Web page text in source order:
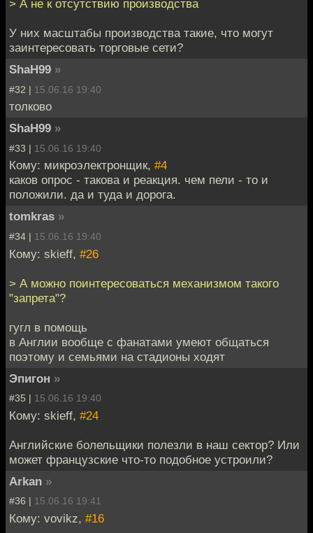
> А не к отсутствию производства
У них масштабы производства такие, что могут
заинтересовать торговые сети?
ShaH99 »
#32 | 15.06.16 19:40
толково
ShaH99 »
#33 | 15.06.16 19:40
Кому: микроэлектронщик, #4
каков опрос - такова и реакция. чем пели - то и
положили. да и туда и дорога.
tomkras »
#34 | 15.06.16 19:40
Кому: skieff, #26
> А можно поинтересоваться механизмом такого
"запрета"?
гугл в помощь
в Англии вообще с фанатами умеют общаться
поэтому и семьями на стадионы ходят
Эпигон »
#35 | 15.06.16 19:40
Кому: skieff, #24
Английские болельщики полезли в наш сектор? Или
может французские что-то подобное устроили?
Arkan »
#36 | 15.06.16 19:41
Кому: vovikz, #16